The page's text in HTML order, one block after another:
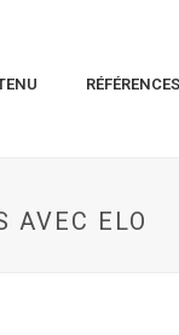
RÉFÉRENCES
AVEC ELO